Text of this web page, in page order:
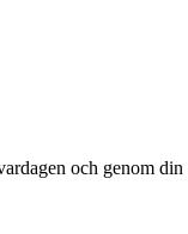
och genom din